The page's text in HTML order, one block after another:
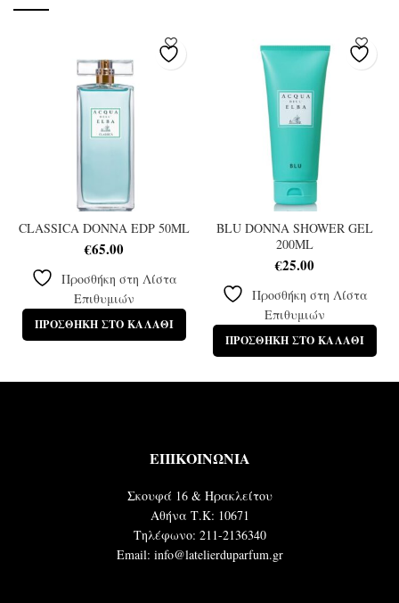
CLASSICA DONNA EDP 50ML
€65.00
Προσθήκη στη Λίστα
Επιθυμιών
ΠΡΟΣΘΉΚΗ ΣΤΟ ΚΑΛΆΘΙ
BLU DONNA SHOWER GEL
200ML
€25.00
Προσθήκη στη Λίστα
Επιθυμιών
ΠΡΟΣΘΉΚΗ ΣΤΟ ΚΑΛΆΘΙ
ΕΠΙΚΟΙΝΩΝΙΑ
Σκουφά 16 & Ηρακλείτου
Αθήνα Τ.Κ: 10671
Τηλέφωνο: 211-2136340
Email: info@latelierduparfum.gr